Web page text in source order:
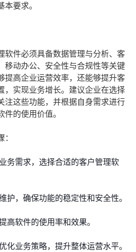
要求。
软件必须具备数据管理与分析、客
移动办公、安全性与合规性等关键
提高企业运营效率，还能够提升客
，实现业务增长。建议企业在选择
注这些功能，并根据自身需求进行
的使用价值。
务需求，选择合适的客户管理软
护，确保功能的稳定性和安全性。
高软件的使用率和效果。
化业务策略，提升整体运营水平。